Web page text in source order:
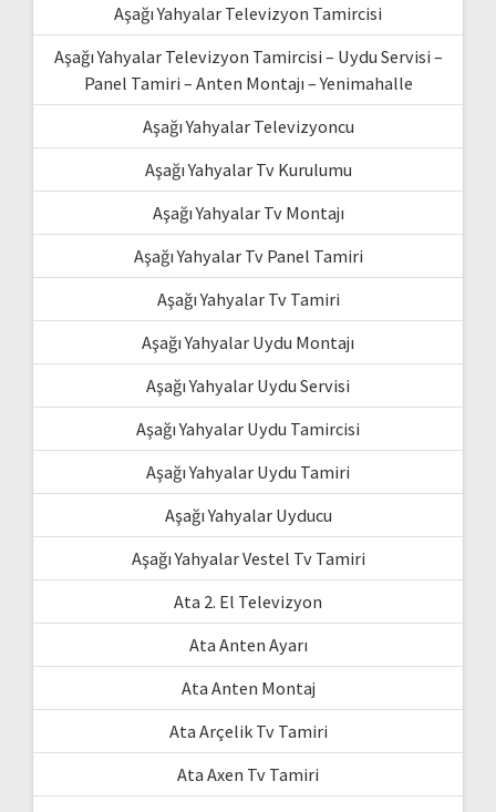
Aşağı Yahyalar Televizyon Tamircisi
Aşağı Yahyalar Televizyon Tamircisi – Uydu Servisi –
Panel Tamiri – Anten Montajı – Yenimahalle
Aşağı Yahyalar Televizyoncu
Aşağı Yahyalar Tv Kurulumu
Aşağı Yahyalar Tv Montajı
Aşağı Yahyalar Tv Panel Tamiri
Aşağı Yahyalar Tv Tamiri
Aşağı Yahyalar Uydu Montajı
Aşağı Yahyalar Uydu Servisi
Aşağı Yahyalar Uydu Tamircisi
Aşağı Yahyalar Uydu Tamiri
Aşağı Yahyalar Uyducu
Aşağı Yahyalar Vestel Tv Tamiri
Ata 2. El Televizyon
Ata Anten Ayarı
Ata Anten Montaj
Ata Arçelik Tv Tamiri
Ata Axen Tv Tamiri